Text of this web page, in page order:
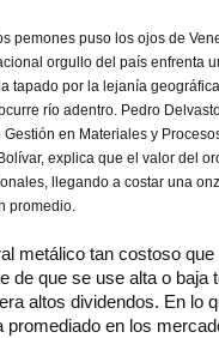
pemones puso los ojos de
orgullo del país enfrenta
tapado por la lejanía
río adentro. Pedro
en Materiales y
explica que el valor del
llegando a costar una
promedio.
metálico tan costoso que
de que se use alta o baja
altos dividendos. En lo
promediado en los